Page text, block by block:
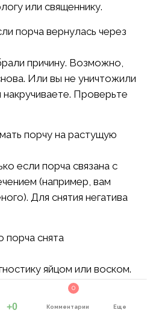
или священнику.
порча вернулась через
причину. Возможно,
Или вы не уничтожили
Проверьте
порчу на растущую
если порча связана с
(например, вам
Для снятия негатива
порча снята
яйцом или воском.
прозрачный — чисто.
энергии, улучшение
+0 Комментарии
0
Еще